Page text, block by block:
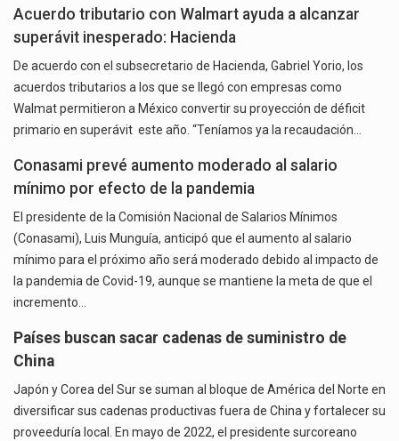
Acuerdo tributario con Walmart ayuda a alcanzar
superávit inesperado: Hacienda
De acuerdo con el subsecretario de Hacienda, Gabriel Yorio, los
acuerdos tributarios a los que se llegó con empresas como
Walmat permitieron a México convertir su proyección de déficit
primario en superávit este año. “Teníamos ya la recaudación…
Conasami prevé aumento moderado al salario
mínimo por efecto de la pandemia
El presidente de la Comisión Nacional de Salarios Mínimos
(Conasami), Luis Munguía, anticipó que el aumento al salario
mínimo para el próximo año será moderado debido al impacto de
la pandemia de Covid-19, aunque se mantiene la meta de que el
incremento…
Países buscan sacar cadenas de suministro de
China
Japón y Corea del Sur se suman al bloque de América del Norte en
diversificar sus cadenas productivas fuera de China y fortalecer su
proveeduría local. En mayo de 2022, el presidente surcoreano